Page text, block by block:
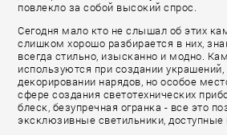
повлекло за собой высокий спрос.
Сегодня мало кто не слышал об этих
слишком хорошо разбирается в них,
всегда стильно, изысканно и модно.
используются при создании
декорировании нарядов, но особое
сфере создания светотехнических
блеск, безупречная огранка - все это
эксклюзивные светильники,